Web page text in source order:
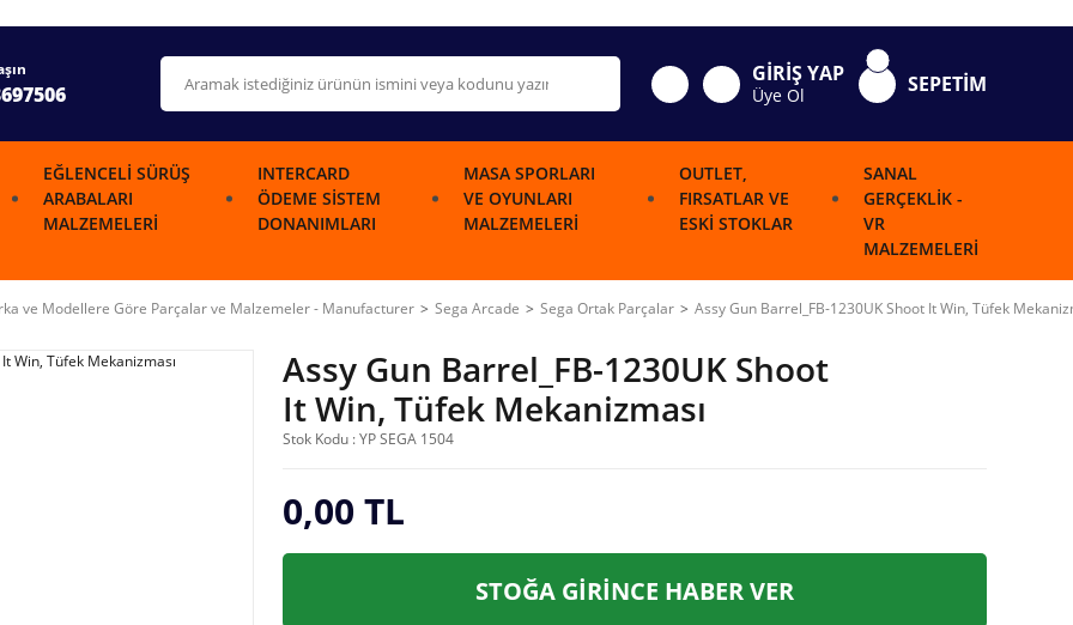
GİRİŞ YAP
Üye Ol SEPETİM
EĞLENCELI SÜRÜŞ
ARABALARI
MALZEMELERI
INTERCARD
ÖDEME SISTEM
DONANIMLARI
MASA SPORLARI
VE OYUNLARI
MALZEMELERI
OUTLET,
FIRSATLAR VE
ESKI STOKLAR
SANAL
GERÇEKLIK -
VR
MALZEMELERI
ve Modellere Göre Parçalar ve Malzemeler - Manufacturer Sega Arcade Sega Ortak Parçalar Assy Gun Barrel_FB-1230UK Shoot It Win, Tüfek
Assy Gun Barrel_FB-1230UK Shoot
It Win, Tüfek Mekanizması
Stok Kodu : YP SEGA 1504
0,00 TL
STOĞA GİRİNCE HABER VER